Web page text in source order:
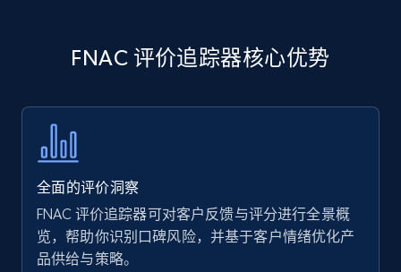
specific keywords
price, Currency, Availability, Reviews count, and
more.
Amazon products - find products by using
FNAC 评价追踪器核心优势
全面的评价洞察
FNAC 评价追踪器可对客户反馈与评分进行全景概
览，帮助你识别口碑风险，并基于客户情绪优化产
品供给与策略。